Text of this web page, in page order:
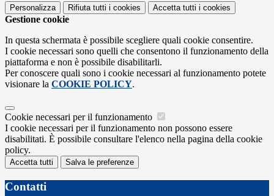
Personalizza Rifiuta tutti i cookies Accetta tutti i cookies
Gestione cookie
In questa schermata è possibile scegliere quali cookie consentire.
I cookie necessari sono quelli che consentono il funzionamento della
piattaforma e non è possibile disabilitarli.
Per conoscere quali sono i cookie necessari al funzionamento potete
visionare la COOKIE POLICY.
Cookie necessari per il funzionamento
I cookie necessari per il funzionamento non possono essere
disabilitati. È possibile consultare l'elenco nella pagina della cookie
policy.
Accetta tutti Salva le preferenze
Contatti